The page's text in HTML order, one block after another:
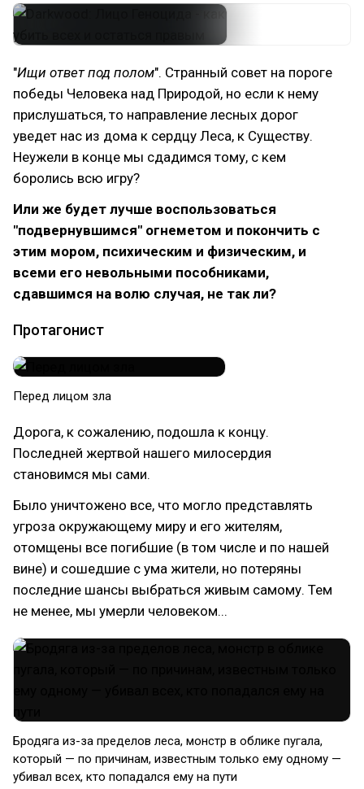
"Ищи ответ под полом". Странный совет на пороге
победы Человека над Природой, но если к нему
прислушаться, то направление лесных дорог
уведет нас из дома к сердцу Леса, к Существу.
Неужели в конце мы сдадимся тому, с кем
боролись всю игру?
Или же будет лучше воспользоваться
"подвернувшимся" огнеметом и покончить с
этим мором, психическим и физическим, и
всеми его невольными пособниками,
сдавшимся на волю случая, не так ли?
Протагонист
Перед лицом зла
Дорога, к сожалению, подошла к концу.
Последней жертвой нашего милосердия
становимся мы сами.
Было уничтожено все, что могло представлять
угроза окружающему миру и его жителям,
отомщены все погибшие (в том числе и по нашей
вине) и сошедшие с ума жители, но потеряны
последние шансы выбраться живым самому. Тем
не менее, мы умерли человеком...
Бродяга из-за пределов леса, монстр в облике пугала,
который — по причинам, известным только ему одному —
убивал всех, кто попадался ему на пути